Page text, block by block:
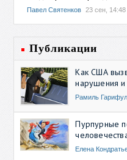
Павел Святенков 23 сен, 14:48
Публикации
Как США
нарушения
Рамиль
Пурпурные
Елена